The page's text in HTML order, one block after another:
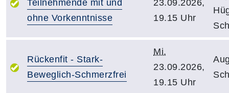
Teilnehmende mit und
ohne Vorkenntnisse
23.09.2026,
19.15 Uhr
Rückenfit - Stark-
Beweglich-Schmerzfrei
Mi.
23.09.2026,
19.15 Uhr